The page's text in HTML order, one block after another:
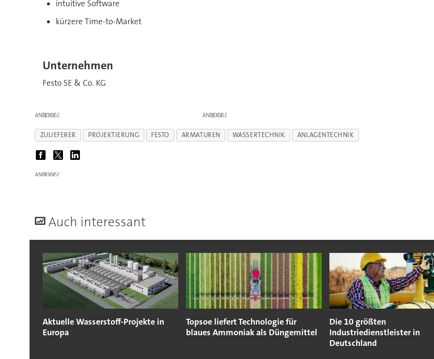
intuitive Software
kürzere Time-to-Market
Unternehmen
Festo SE & Co. KG
ANZEIGE ANZEIGE
ZULIEFERER PROJEKTIERUNG FESTO ARMATUREN WASSERTECHNIK ANLAGENTECHNIK
ANZEIGE
Auch interessant
Aktuelle Wasserstoff-Projekte in
Europa
Topsoe liefert Technologie für
blaues Ammoniak als Düngemittel
Die 10 größten
Industriedienstleister in
Deutschland